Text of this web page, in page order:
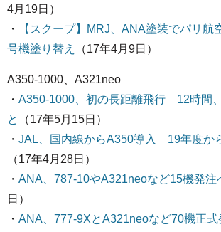
4月19日）
・
【スクープ】MRJ、ANA塗装でパリ
号機塗り替え
（17年4月9日）
A350-1000、A321neo
・ A350-1000、初の長距離飛行 12時間
と
（17年5月15日）
・ JAL、国内線からA350導入 19年度か
（17年4月28日）
・ ANA、787-10やA321neoなど15機発注
日）
・ ANA、777-9XとA321neoなど70機正